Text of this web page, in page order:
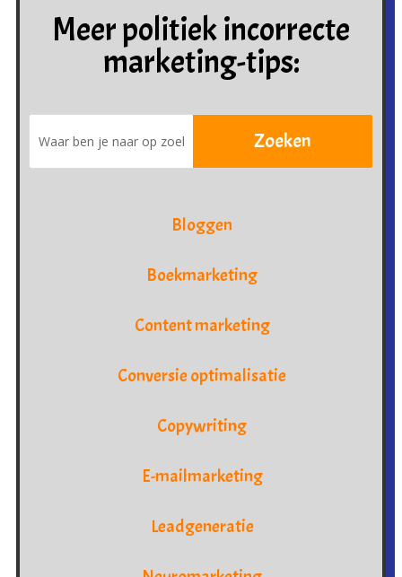
Meer politiek incorrecte
marketing-tips:
Bloggen
Boekmarketing
Content marketing
Conversie optimalisatie
Copywriting
E-mailmarketing
Leadgeneratie